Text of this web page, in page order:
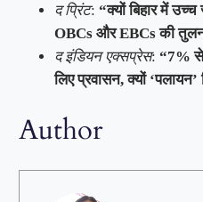
द प्रिंट:“क्यों बिहार में उच्च
OBCs और EBCs की
द इंडियन एक्सप्रेस:“7% से
लिए प्रवासन, क्यों ‘पलायन’
Author